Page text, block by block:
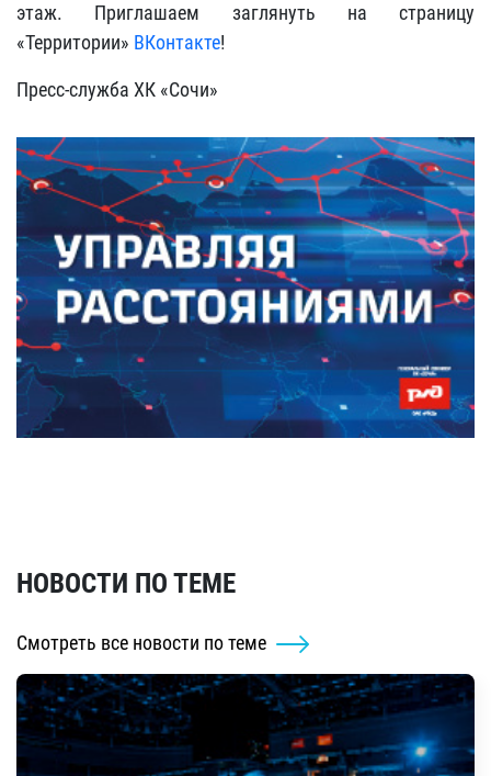
этаж. Приглашаем заглянуть на страницу
«Территории» ВКонтакте!
Пресс-служба ХК «Сочи»
НОВОСТИ ПО ТЕМЕ
Смотреть все новости по теме